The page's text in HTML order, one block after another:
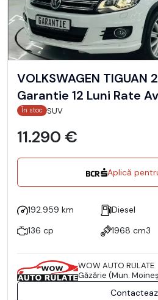
VOLKSWAGEN TIGUAN
Garantie 12 Luni Rate
În stoc SUV
11.290 €
Aplică
192.959 km Diesel
136 cp
1968 cm3
WOW AUTO RULATE
Găzărie (Mun.